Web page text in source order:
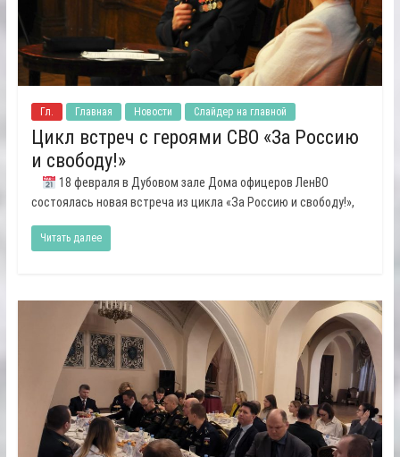
Гл. Главная Новости Слайдер на главной
Цикл встреч с героями СВО «За Россию
и свободу!»
18 февраля в Дубовом зале Дома офицеров ЛенВО
состоялась новая встреча из цикла «За Россию и свободу!»,
Читать далее